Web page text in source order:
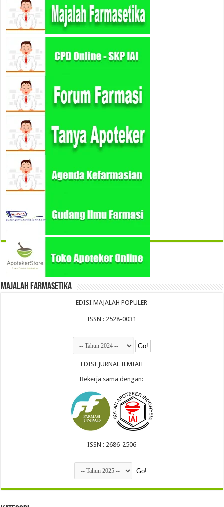
Majalah Farmasetika
EDISI MAJALAH POPULER
ISSN : 2528-0031
EDISI JURNAL ILMIAH
Bekerja sama dengan:
ISSN : 2686-2506